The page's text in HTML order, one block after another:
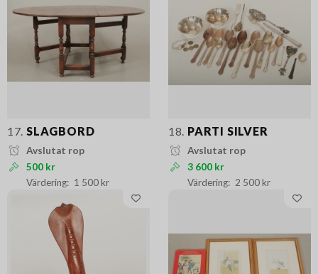
17. SLAGBORD
Avslutat rop
500 kr
1 500 kr
18. PARTI SILVER
Avslutat rop
3 600 kr
2 500 kr